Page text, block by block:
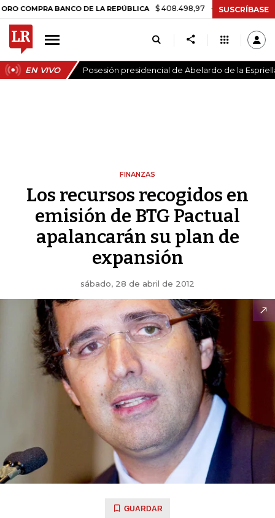
BANCO DE LA REPÚBLICA $ 408.498,97 +$ 8.753,81 +2,19%
SUSCRÍBASE
EN VIVO Posesión presidencial de Abelardo de la
FINANZAS
Los recursos recogidos en
emisión de BTG Pactual
apalancarán su plan de
expansión
sábado, 28 de abril de 2012
GUARDAR